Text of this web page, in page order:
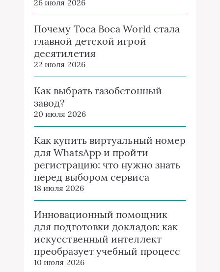
26 июля 2026
Почему Toca Boca World стала
главной детской игрой
десятилетия
22 июля 2026
Как выбрать газобетонный
завод?
20 июля 2026
Как купить виртуальный номер
для WhatsApp и пройти
регистрацию: что нужно знать
перед выбором сервиса
18 июля 2026
Инновационный помощник
для подготовки докладов: как
искусственный интеллект
преобразует учебный процесс
10 июля 2026